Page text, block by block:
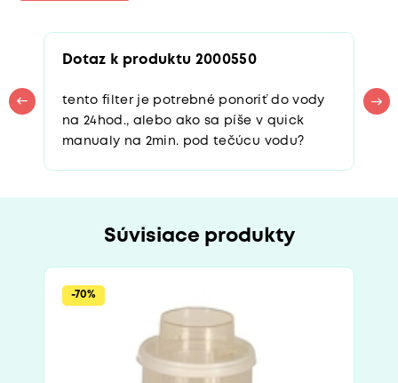
Dotaz k produktu 2000550
tento filter je potrebné ponoriť do vody
na 24hod., alebo ako sa píše v quick
manualy na 2min. pod tečúcu vodu?
Súvisiace produkty
-70%